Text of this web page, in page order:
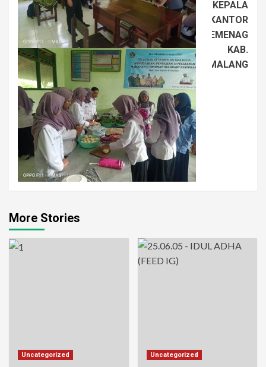
KEPALA
KANTOR
KEMENAG
KAB.
MALANG
More Stories
Uncategorized Uncategorized